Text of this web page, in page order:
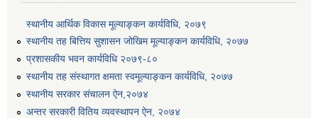
स्थानीय आर्थिक विकास मूल्याङ्कन कार्यविधि, २०७९
स्थानीय तह बित्तिय सुशासन जोखिम मूल्याङ्कन कार्यविधि, २०७७
प्रशासकीय भवन कार्यविधि २०७९-८०
स्थानीय तह संस्थागत क्षमता स्वमूल्याङ्कन कार्यविधि, २०७७
स्थानीय सरकार संचालन ऐन,२०७४
अन्तर सरकारी वितिय व्यवस्थापन ऐन, २०७४